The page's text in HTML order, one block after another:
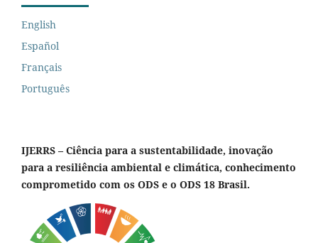
English
Español
Français
Português
IJERRS – Ciência para a sustentabilidade, inovação
para a resiliência ambiental e climática, conhecimento
comprometido com os ODS e o ODS 18 Brasil.